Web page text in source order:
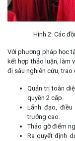
Hình 2: Các
Với phương pháp học
kết hợp thảo luận, làm
đi sâu nghiên cứu, trao
Quản trị toàn
quyền 2 cấp.
Lãnh đạo,
trưởng cao.
Tháo gỡ điểm
Ra quyết định